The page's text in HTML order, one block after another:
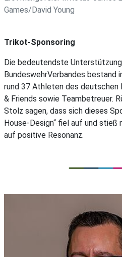
Games/David Young
Trikot-Sponsoring
Die bedeutendste
BundeswehrVerbandes bestand
rund 37 Athleten des deutschen
& Friends sowie Teambetreuer.
Stolz sagen, dass sich dieses
House-Design“ fiel auf und
auf positive Resonanz.